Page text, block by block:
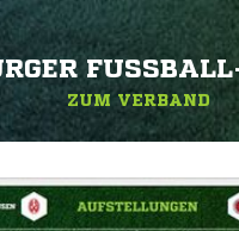
FUSSBALL-
ZUM VERBAND